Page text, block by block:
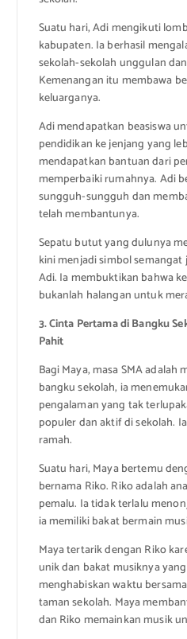
Suatu hari, Adi mengikuti
kabupaten. Ia berhasil
sekolah-sekolah unggulan
Kemenangan itu membawa
keluarganya.
Adi mendapatkan beasiswa
pendidikan ke jenjang yang
mendapatkan bantuan dari
memperbaiki rumahnya. Adi
sungguh-sungguh dan
telah membantunya.
Sepatu butut yang dulunya
kini menjadi simbol
Adi. Ia membuktikan bahwa
bukanlah halangan untuk
3. Cinta Pertama di Bangku
Pahit
Bagi Maya, masa SMA
bangku sekolah, ia
pengalaman yang tak
populer dan aktif di sekolah.
ramah.
Suatu hari, Maya bertemu
bernama Riko. Riko adalah
pemalu. Ia tidak terlalu
ia memiliki bakat bermain
Maya tertarik dengan Riko
unik dan bakat musiknya
menghabiskan waktu
taman sekolah. Maya
dan Riko memainkan musik